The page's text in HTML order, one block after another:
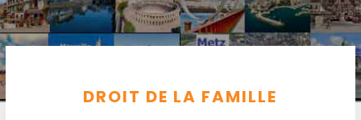
DROIT DE LA FAMILLE